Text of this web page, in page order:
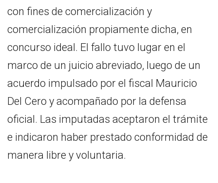
con fines de comercialización y
comercialización propiamente dicha, en
concurso ideal. El fallo tuvo lugar en el
marco de un juicio abreviado, luego de un
acuerdo impulsado por el fiscal Mauricio
Del Cero y acompañado por la defensa
oficial. Las imputadas aceptaron el trámite
e indicaron haber prestado conformidad de
manera libre y voluntaria.